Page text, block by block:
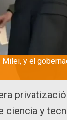
Milei, y el
ciencia y